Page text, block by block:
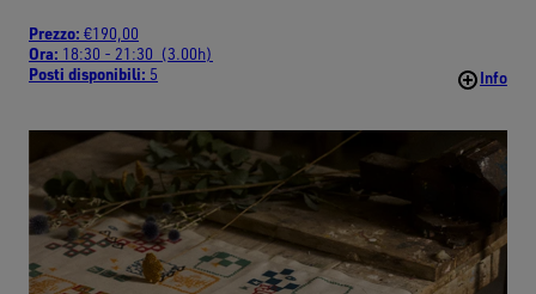
Prezzo: €190,00
Ora: 18:30 - 21:30 (3.00h)
Posti disponibili: 5 Info